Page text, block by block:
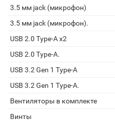
3.5 мм jack (микрофон)
3.5 мм jack (микрофон).
USB 2.0 Type-A х2
USB 2.0 Type-A.
USB 3.2 Gen 1 Type-A
USB 3.2 Gen 1 Type-A.
Вентиляторы в комплекте
Винты